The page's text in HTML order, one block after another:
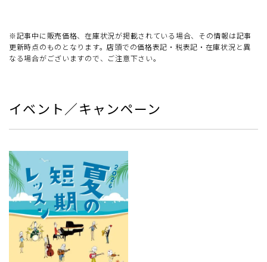
※記事中に販売価格、在庫状況が掲載されている場合、その情報は記事
更新時点のものとなります。店頭での価格表記・税表記・在庫状況と異
なる場合がございますので、ご注意下さい。
イベント／キャンペーン